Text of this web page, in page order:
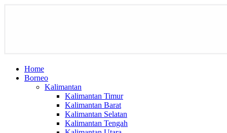
Home
Borneo
Kalimantan
Kalimantan Timur
Kalimantan Barat
Kalimantan Selatan
Kalimantan Tengah